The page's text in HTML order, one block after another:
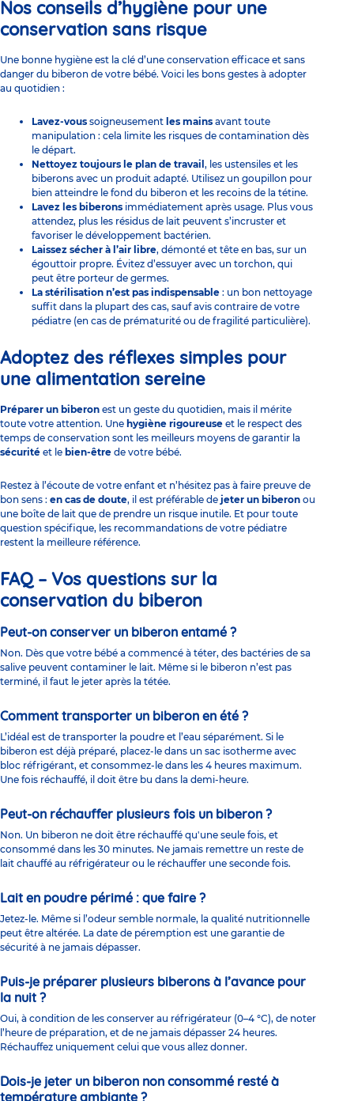
Nos conseils d’hygiène pour une
conservation sans risque
Une bonne hygiène est la clé d’une conservation efficace et sans
danger du biberon de votre bébé. Voici les bons gestes à adopter
au quotidien :
Lavez-vous soigneusement les mains avant toute
manipulation : cela limite les risques de contamination dès
le départ.
Nettoyez toujours le plan de travail , les ustensiles et les
biberons avec un produit adapté. Utilisez un goupillon pour
bien atteindre le fond du biberon et les recoins de la tétine.
Lavez les biberons immédiatement après usage. Plus vous
attendez, plus les résidus de lait peuvent s’incruster et
favoriser le développement bactérien.
Laissez sécher à l’air libre, démonté et tête en bas, sur un
égouttoir propre. Évitez d’essuyer avec un torchon, qui
peut être porteur de germes.
La stérilisation n’est pas indispensable : un bon nettoyage
suffit dans la plupart des cas, sauf avis contraire de votre
pédiatre (en cas de prématurité ou de fragilité particulière).
Adoptez des réflexes simples pour
une alimentation sereine
Préparer un biberon est un geste du quotidien, mais il mérite
toute votre attention. Une hygiène rigoureuse et le respect des
temps de conservation sont les meilleurs moyens de garantir la
sécurité et le bien-être de votre bébé.
Restez à l’écoute de votre enfant et n’hésitez pas à faire preuve de
bon sens : en cas de doute, il est préférable de jeter un biberon ou
une boîte de lait que de prendre un risque inutile. Et pour toute
question spécifique, les recommandations de votre pédiatre
restent la meilleure référence.
FAQ – Vos questions sur la
conservation du biberon
Peut-on conserver un biberon entamé ?
Non. Dès que votre bébé a commencé à téter, des bactéries de sa
salive peuvent contaminer le lait. Même si le biberon n’est pas
terminé, il faut le jeter après la tétée.
Comment transporter un biberon en été ?
L’idéal est de transporter la poudre et l’eau séparément. Si le
biberon est déjà préparé, placez-le dans un sac isotherme avec
bloc réfrigérant, et consommez-le dans les 4 heures maximum.
Une fois réchauffé, il doit être bu dans la demi-heure.
Peut-on réchauffer plusieurs fois un biberon ?
Non. Un biberon ne doit être réchauffé qu'une seule fois, et
consommé dans les 30 minutes. Ne jamais remettre un reste de
lait chauffé au réfrigérateur ou le réchauffer une seconde fois.
Lait en poudre périmé : que faire ?
Jetez-le. Même si l’odeur semble normale, la qualité nutritionnelle
peut être altérée. La date de péremption est une garantie de
sécurité à ne jamais dépasser.
Puis-je préparer plusieurs biberons à l’avance pour
la nuit ?
Oui, à condition de les conserver au réfrigérateur (0–4 °C), de noter
l’heure de préparation, et de ne jamais dépasser 24 heures.
Réchauffez uniquement celui que vous allez donner.
Dois-je jeter un biberon non consommé resté à
température ambiante ?